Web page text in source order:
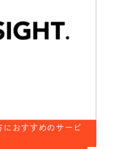
におすすめのサービ